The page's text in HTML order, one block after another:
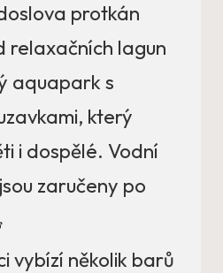
protkán
relaxačních lagun
aquapark s
který
i dospělé. Vodní
zaručeny po
vybízí několik barů